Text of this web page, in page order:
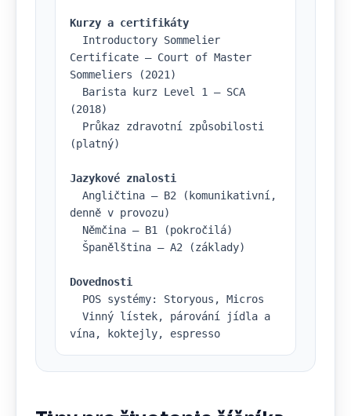
Kurzy a certifikáty
Certificate — Court of Master
Sommeliers (2021)
(2018)
(platný)
Jazykové znalosti
denně v provozu)
Dovednosti
vína, koktejly, espresso